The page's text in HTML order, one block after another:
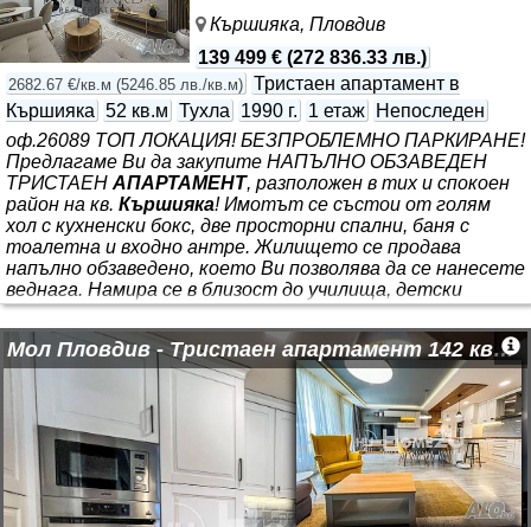
Кършияка, Пловдив
139 499 € (272 836.33 лв.)
2682.67 €/кв.м (5246.85 лв./кв.м) Тристаен апартамент в
Кършияка 52 кв.м Тухла 1990 г. 1 етаж
Непоследен
оф.26089 ТОП ЛОКАЦИЯ! БЕЗПРОБЛЕМНО ПАРКИРАНЕ!
Предлагаме Ви да закупите НАПЪЛНО ОБЗАВЕДЕН
ТРИСТАЕНАПАРТАМЕНТ, разположен в тих и спокоен
район на кв. Кършияка! Имотът се състои от голям
хол с кухненски бокс, две просторни спални, баня с
тоалетна и входно антре. Жилището се продава
напълно обзаведено, което Ви позволява да се нанесете
веднага. Намира се в близост до училища, детски
градини, хранителни магазини, удобен градски
транспорт и всичко необходимо за живеене. Авангард
Риъл Естейт предлага Висока сигурност при покупка
на имот и цялостно съдействие до финализиране на
сделката пред
Мол Пловдив - Тристаен апартамент 142 кв.м. - Напълно обзаведен